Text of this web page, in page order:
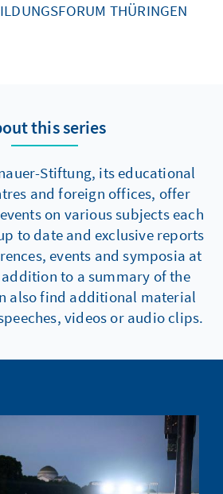
THÜRINGEN
this series
Stiftung, its educational
and foreign offices, offer
on various subjects each
to date and exclusive reports
events and symposia at
to a summary of the
also find additional material
videos or audio clips.